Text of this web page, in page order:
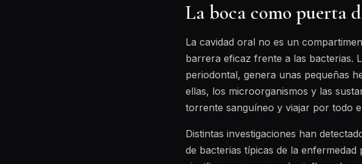
La boca como puerta
La cavidad oral no es un
barrera eficaz frente a las bacterias.
periodontal, genera unas pequeñas
ellas, los microorganismos y las
torrente sanguíneo y viajar por todo
Distintas investigaciones han
de bacterias típicas de la enfermedad